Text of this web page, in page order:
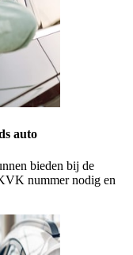
auto
bieden bij de
nummer nodig en